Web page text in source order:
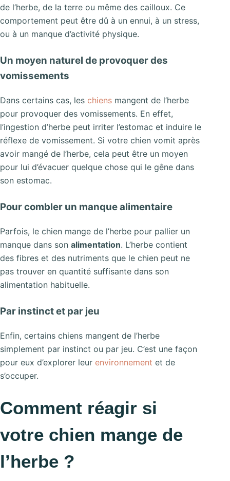
de l’herbe, de la terre ou même des cailloux. Ce
comportement peut être dû à un ennui, à un stress,
ou à un manque d’activité physique.
Un moyen naturel de provoquer des
vomissements
Dans certains cas, les chiens mangent de l’herbe
pour provoquer des vomissements. En effet,
l’ingestion d’herbe peut irriter l’estomac et induire le
réflexe de vomissement. Si votre chien vomit après
avoir mangé de l’herbe, cela peut être un moyen
pour lui d’évacuer quelque chose qui le gêne dans
son estomac.
Pour combler un manque alimentaire
Parfois, le chien mange de l’herbe pour pallier un
manque dans son alimentation. L’herbe contient
des fibres et des nutriments que le chien peut ne
pas trouver en quantité suffisante dans son
alimentation habituelle.
Par instinct et par jeu
Enfin, certains chiens mangent de l’herbe
simplement par instinct ou par jeu. C’est une façon
pour eux d’explorer leur environnement et de
s’occuper.
Comment réagir si
votre chien mange de
l’herbe ?